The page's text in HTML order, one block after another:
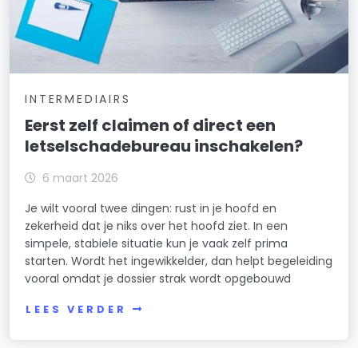
INTERMEDIAIRS
Eerst zelf claimen of direct een
letselschadebureau inschakelen?
6 maart 2026
Je wilt vooral twee dingen: rust in je hoofd en
zekerheid dat je niks over het hoofd ziet. In een
simpele, stabiele situatie kun je vaak zelf prima
starten. Wordt het ingewikkelder, dan helpt begeleiding
vooral omdat je dossier strak wordt opgebouwd
LEES VERDER